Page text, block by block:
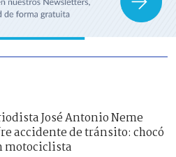
José Antonio Neme
accidente de tránsito: chocó
motociclista